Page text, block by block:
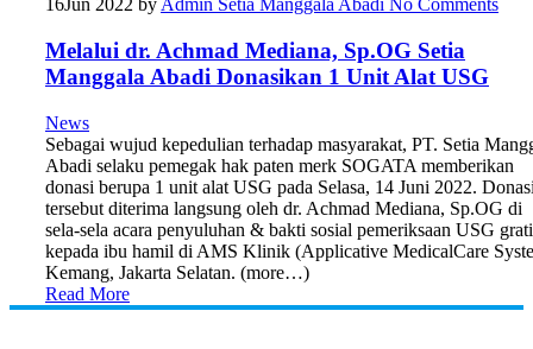
16Jun 2022 byAdmin Setia Manggala Abadi No Comments
Melalui dr. Achmad Mediana, Sp.OG Setia
Manggala Abadi Donasikan 1 Unit Alat USG
News
Sebagai wujud kepedulian terhadap masyarakat, PT. Setia
Abadi selaku pemegak hak paten merk SOGATA memberikan
donasi berupa 1 unit alat USG pada Selasa, 14 Juni 2022.
tersebut diterima langsung oleh dr. Achmad Mediana, Sp.OG di
sela-sela acara penyuluhan & bakti sosial pemeriksaan USG
kepada ibu hamil di AMS Klinik (Applicative MedicalCare
Kemang, Jakarta Selatan. (more…)
Read More